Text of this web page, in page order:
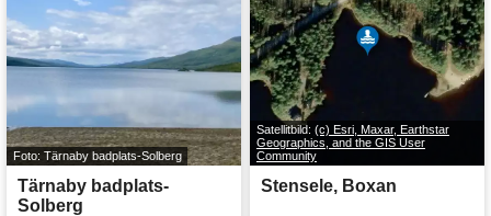
Foto: Tärnaby badplats-Solberg
Tärnaby badplats-
Solberg
Satellitbild: (c) Esri, Maxar, Earthstar
Geographics, and the GIS User
Community
Stensele, Boxan